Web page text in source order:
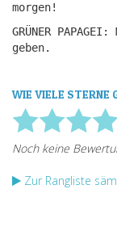
morgen!
GRÜNER
geben.
WIE VIELE STERNE
Zur Rangliste